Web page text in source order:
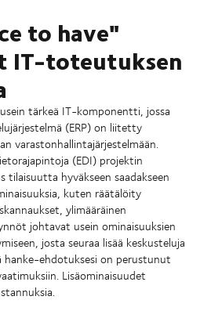
to have"
IT-toteutuksen
tärkeä IT-komponentti, jossa
(ERP) on liitetty
varastonhallintajärjestelmään.
(EDI) projektin
hyväkseen saadakseen
kuten räätälöity
ylimääräinen
johtavat usein ominaisuuksien
josta seuraa lisää keskusteluja
hanke-ehdotuksesi on perustunut
Lisäominaisuudet